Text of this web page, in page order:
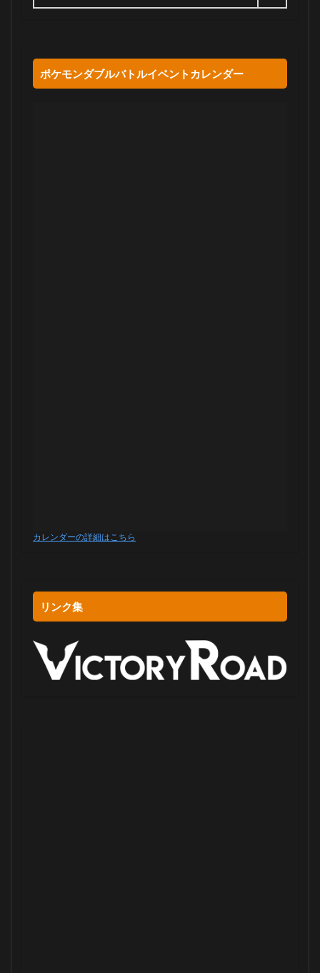
ポケモンダブルバトルイベントカレンダー
カレンダーの詳細はこちら
リンク集